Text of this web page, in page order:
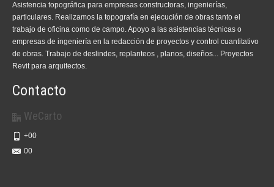
Asistencia topográfica para empresas constructoras, ingenierías,
particulares. Realizamos la topografía en ejecución de obras tanto el
trabajo de oficina como de campo. Apoyo a las asistencias técnicas o
empresas de ingeniería en la redacción de proyectos y control cuantitativo
de obras. Trabajo de deslindes, replanteos , planos, diseños... Proyectos
Revit para arquitectos.
Contacto
WeCarto
+00
00